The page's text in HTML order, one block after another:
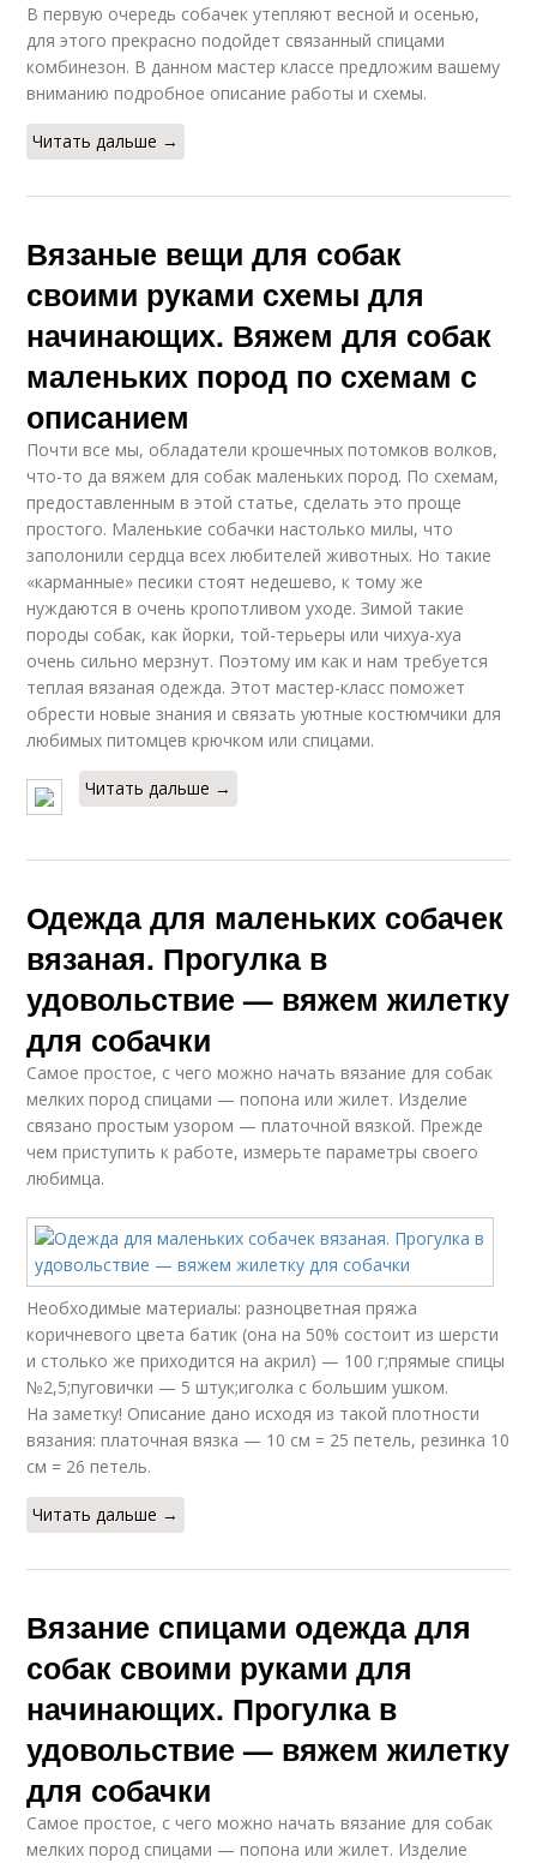
В первую очередь собачек утепляют весной и осенью,
для этого прекрасно подойдет связанный спицами
комбинезон. В данном мастер классе предложим вашему
вниманию подробное описание работы и схемы.
Читать дальше →
Вязаные вещи для собак
своими руками схемы для
начинающих. Вяжем для собак
маленьких пород по схемам с
описанием
Почти все мы, обладатели крошечных потомков волков,
что-то да вяжем для собак маленьких пород. По схемам,
предоставленным в этой статье, сделать это проще
простого. Маленькие собачки настолько милы, что
заполонили сердца всех любителей животных. Но такие
«карманные» песики стоят недешево, к тому же
нуждаются в очень кропотливом уходе. Зимой такие
породы собак, как йорки, той-терьеры или чихуа-хуа
очень сильно мерзнут. Поэтому им как и нам требуется
теплая вязаная одежда. Этот мастер-класс поможет
обрести новые знания и связать уютные костюмчики для
любимых питомцев крючком или спицами.
Читать дальше →
Одежда для маленьких собачек
вязаная. Прогулка в
удовольствие — вяжем жилетку
для собачки
Самое простое, с чего можно начать вязание для собак
мелких пород спицами — попона или жилет. Изделие
связано простым узором — платочной вязкой. Прежде
чем приступить к работе, измерьте параметры своего
любимца.
Необходимые материалы: разноцветная пряжа
коричневого цвета батик (она на 50% состоит из шерсти
и столько же приходится на акрил) — 100 г;прямые спицы
№2,5;пуговички — 5 штук;иголка с большим ушком.
На заметку! Описание дано исходя из такой плотности
вязания: платочная вязка — 10 см = 25 петель, резинка 10
см = 26 петель.
Читать дальше →
Вязание спицами одежда для
собак своими руками для
начинающих. Прогулка в
удовольствие — вяжем жилетку
для собачки
Самое простое, с чего можно начать вязание для собак
мелких пород спицами — попона или жилет. Изделие